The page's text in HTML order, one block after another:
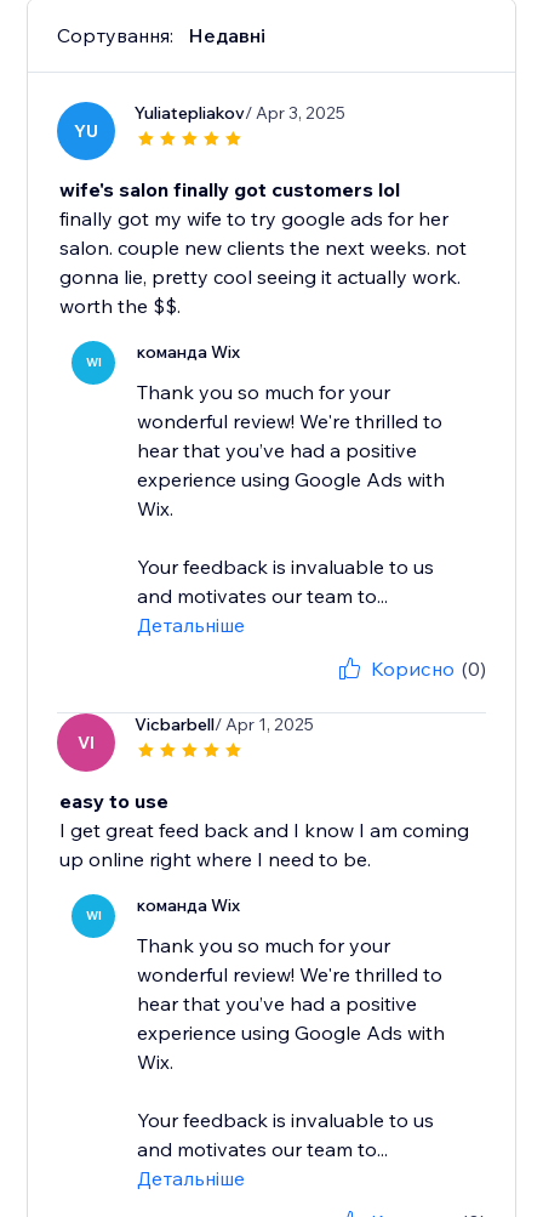
Сортування: Недавні
YU
Yuliatepliakov/ Apr 3, 2025
wife's salon finally got customers lol
finally got my wife to try google ads for her
salon. couple new clients the next weeks. not
gonna lie, pretty cool seeing it actually work.
worth the $$.
WI команда Wix
Thank you so much for your
wonderful review! We're thrilled to
hear that you’ve had a positive
experience using Google Ads with
Wix.
Your feedback is invaluable to us
and motivates our team to...
Детальніше
Корисно (0)
VI
Vicbarbell/ Apr 1, 2025
easy to use
I get great feed back and I know I am coming
up online right where I need to be.
WI команда Wix
Thank you so much for your
wonderful review! We're thrilled to
hear that you’ve had a positive
experience using Google Ads with
Wix.
Your feedback is invaluable to us
and motivates our team to...
Детальніше